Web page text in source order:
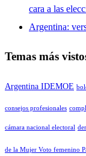
cara a las
Argentina:
Temas más
Argentina IDEMOE
consejos profesionales
cámara nacional electoral
de la Mujer Voto femenino